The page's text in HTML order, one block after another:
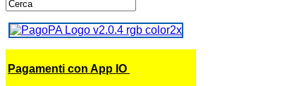
Pagamenti con App IO